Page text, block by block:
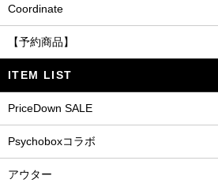
Coordinate
【予約商品】
ITEM LIST
PriceDown SALE
Psychoboxコラボ
アウター